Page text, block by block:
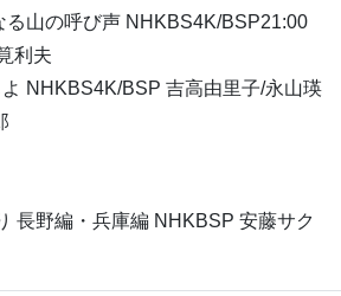
る山の呼び声 NHKBS4K/BSP21:00
利夫
NHKBS4K/BSP 吉高由里子/永山瑛
長野編・兵庫編 NHKBSP 安藤サク